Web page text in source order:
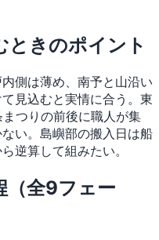
ときのポイント
側は薄め、南予と山沿い
見込むと実情に合う。東
つりの前後に職人が集
い。島嶼部の搬入日は船
逆算して組みたい。
（全9フェー